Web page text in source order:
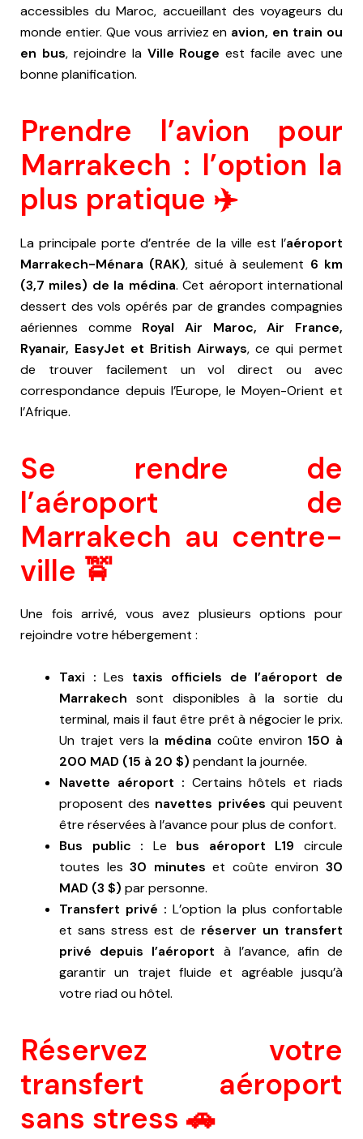
accessibles du Maroc, accueillant des voyageurs du
monde entier. Que vous arriviez en avion, en train ou
en bus, rejoindre la Ville Rouge est facile avec une
bonne planification.
Prendre l’avion pour
Marrakech : l’option la
plus pratique ✈️
La principale porte d’entrée de la ville est l’aéroport
Marrakech-Ménara (RAK), situé à seulement 6 km
(3,7 miles) de la médina. Cet aéroport international
dessert des vols opérés par de grandes compagnies
aériennes comme Royal Air Maroc, Air France,
Ryanair, EasyJet et British Airways, ce qui permet
de trouver facilement un vol direct ou avec
correspondance depuis l’Europe, le Moyen-Orient et
l’Afrique.
Se rendre de
l’aéroport de
Marrakech au centre-
ville 🚖
Une fois arrivé, vous avez plusieurs options pour
rejoindre votre hébergement :
Taxi : Les taxis officiels de l’aéroport de
Marrakech sont disponibles à la sortie du
terminal, mais il faut être prêt à négocier le prix.
Un trajet vers la médina coûte environ 150 à
200 MAD (15 à 20 $) pendant la journée.
Navette aéroport : Certains hôtels et riads
proposent des navettes privées qui peuvent
être réservées à l’avance pour plus de confort.
Bus public : Le bus aéroport L19 circule
toutes les30 minutes et coûte environ30
MAD (3 $) par personne.
Transfert privé : L’option la plus confortable
et sans stress est de réserver un transfert
privé depuis l’aéroport à l’avance, afin de
garantir un trajet fluide et agréable jusqu’à
votre riad ou hôtel.
Réservez votre
transfert aéroport
sans stress 🚗